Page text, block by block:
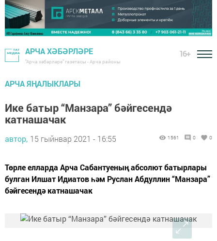
АРЧА ХӘБӘРЛӘРЕ
"Арча хәбәрләре" газетасы - Арча районы
16+
АРЧА ЯҢАЛЫКЛАРЫ
Ике батыр “Манзара” бәйгесендә
катнашачак
автор, 15 гыйнвар 2021 - 16:55 1561 0 0
Төрле елларда Арча Сабантуеның абсолют батырлары
булган Илшат Идиатов һәм Руслан Абдуллин “Манзара”
бәйгесендә катнашачак